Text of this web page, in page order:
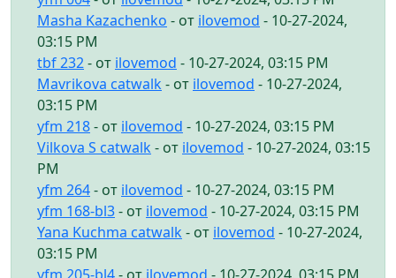
Masha Kazachenko - от ilovemod - 10-27-2024,
03:15 PM
tbf 232- от ilovemod - 10-27-2024, 03:15 PM
Mavrikova catwalk - от ilovemod - 10-27-2024,
03:15 PM
yfm 218- от ilovemod - 10-27-2024, 03:15 PM
Vilkova S catwalk - от ilovemod - 10-27-2024, 03:15
PM
yfm 264- от ilovemod - 10-27-2024, 03:15 PM
yfm 168-bl3- от ilovemod - 10-27-2024, 03:15 PM
Yana Kuchma catwalk - от ilovemod - 10-27-2024,
03:15 PM
yfm 205-bl4- от ilovemod - 10-27-2024, 03:15 PM